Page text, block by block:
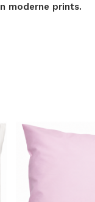
moderne prints.